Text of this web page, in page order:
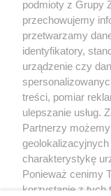
Drzwi w
Drzwi widoczne
domu to jego
sięschody
jedność i
lub drzwi w
klasycznych
podmioty z Grupy
przechowujemy
przetwarzamy
identyfikatory,
urządzenie czy
treści, pomiar
ulepszanie usług.
Partnerzy
charakterystykę
Ponieważ cenimy
korzystanie z tych